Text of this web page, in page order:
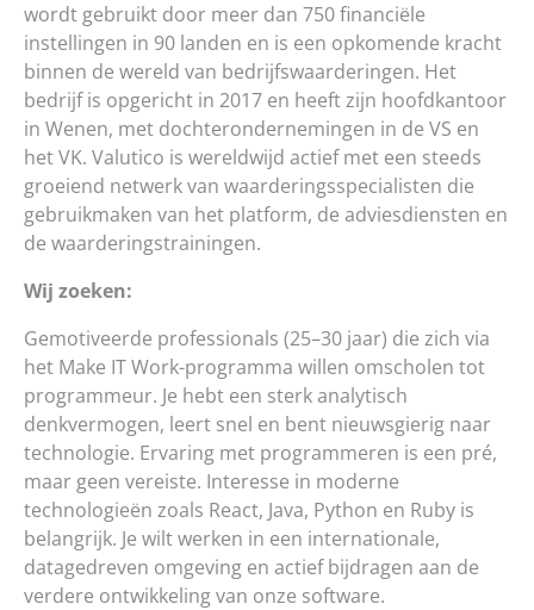
wordt gebruikt door meer dan 750 financiële
instellingen in 90 landen en is een opkomende kracht
binnen de wereld van bedrijfswaarderingen. Het
bedrijf is opgericht in 2017 en heeft zijn hoofdkantoor
in Wenen, met dochterondernemingen in de VS en
het VK. Valutico is wereldwijd actief met een steeds
groeiend netwerk van waarderingsspecialisten die
gebruikmaken van het platform, de adviesdiensten en
de waarderingstrainingen.
Wij zoeken:
Gemotiveerde professionals (25–30 jaar) die zich via
het Make IT Work-programma willen omscholen tot
programmeur. Je hebt een sterk analytisch
denkvermogen, leert snel en bent nieuwsgierig naar
technologie. Ervaring met programmeren is een pré,
maar geen vereiste. Interesse in moderne
technologieën zoals React, Java, Python en Ruby is
belangrijk. Je wilt werken in een internationale,
datagedreven omgeving en actief bijdragen aan de
verdere ontwikkeling van onze software.